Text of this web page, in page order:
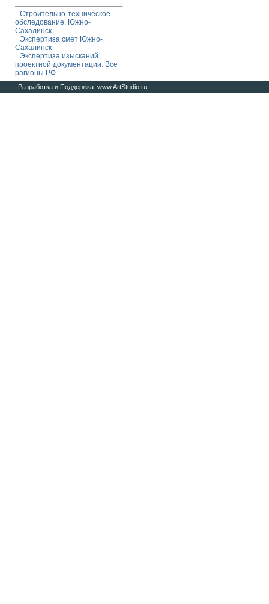
Строительно-техническое
обследование. Южно-
Сахалинск
Экспертиза смет Южно-
Сахалинск
Экспертиза изысканий
проектной документации. Все
рагионы РФ
Разработка и Поддержка: www.ArtStudio.ru